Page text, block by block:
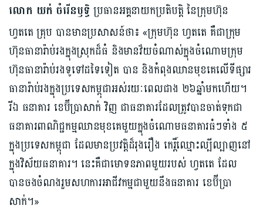
លោក យក់ ចំរើនឫទ្ធិ ប្រធានអគ្គនាយកប្រតិបត្តិ នៃក្រុមហ៊ុន
ហ្វតតេ គ្រុប បានមានប្រសាសន៍ថា៖ «ក្រុមហ៊ុន ហ្វតតេ គឺជាក្រុម
ហ៊ុនធានារ៉ាប់រងក្នុងស្រុកដ៏ធំ និងមានវ័យចំណាស់ក្នុងចំណោមក្រុម
ហ៊ុនធានារ៉ាប់រងទូទៅដទៃទៀត បាន និងកំពុងឈានមុខគេលើទីផ្សារ
ធានារ៉ាប់រងក្នុងប្រទេសកម្ពុជាអស់រយៈពេលជាង ២៦ឆ្នាំមកហើយ។
រីឯ ធនាគារ ខេប៊ីប្រាសាក់ វិញ ជាធនាគារដែលត្រូវបានចាត់ទុកជា
ធនាគារពាណិជ្ជកម្មឈានមុខគេមួយក្នុងចំណោមធនាគារធំៗទាំង ៥
ក្នុងប្រទេសកម្ពុជា ដែលមានប្រវត្តិដ៏រុងរឿង កេរ្តិ៍ឈ្មោះល្បីល្បាញនៅ
ក្នុងវិស័យធនាគារ។ នេះគឺជាមោទនភាពមួយរបស់ ហ្វតតេ ដែល
បានចងចំណងរួមសហការអាជីវកម្មជាមួយនឹងធនាគារ ខេប៊ីប្រា
សាក់។»